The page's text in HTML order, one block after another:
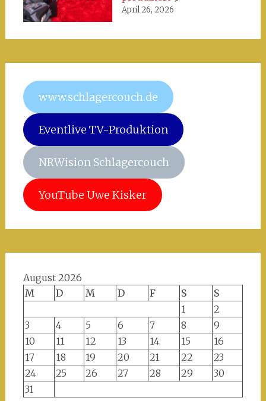
April 26, 2026
www.schlagercouch.de
Eventlive TV-Produktion
NRWision Schlagercouch
YouTube Uwe Kisker
August 2026
M
D M D F S
S
1
2
3
4 5 6 7 8
9
10
11 12 13 14 15
16
17
18 19 20 21 22
23
24
25 26 27 28 29
30
31